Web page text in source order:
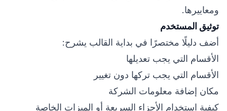
ومعاييرها.
توثيق المستخدم
أضف دليلًا مختصرًا في بداية القالب يشرح:
الأقسام التي يجب تعديلها
الأقسام التي يجب تركها دون تغيير
مكان إضافة معلومات الشركة
كيفية استخدام الأجزاء السريعة أو الميزات الخاصة